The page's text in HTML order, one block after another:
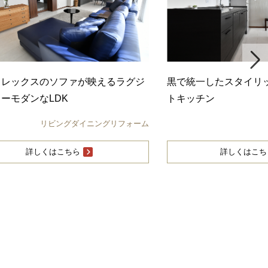
したスタイリッシュなセパレー
ン
キッチンリフォーム
詳しくはこちら
既存の大理石を活かし
台
詳しくはこ